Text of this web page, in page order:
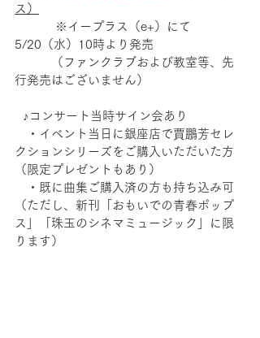
ス）
※イープラス（e+）にて
5/20（水）10時より発売
（ファンクラブおよび教室等、先
行発売はございません）
♪コンサート当時サイン会あり
・イベント当日に銀座店で賈鵬芳セレ
クションシリーズをご購入いただいた方
（限定プレゼントもあり）
・既に曲集ご購入済の方も持ち込み可
（ただし、新刊「おもいでの青春ポップ
ス」「珠玉のシネマミュージック」に限
ります）